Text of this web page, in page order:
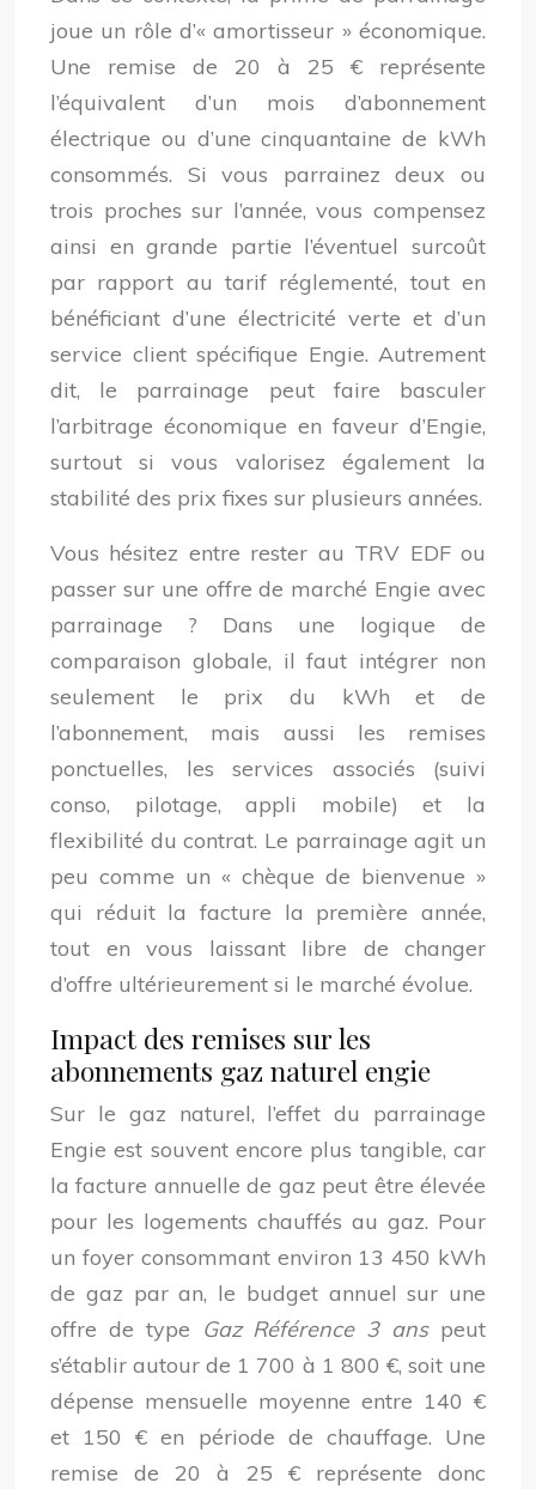
joue un rôle d’« amortisseur » économique.
Une remise de 20 à 25 € représente
l’équivalent d’un mois d’abonnement
électrique ou d’une cinquantaine de kWh
consommés. Si vous parrainez deux ou
trois proches sur l’année, vous compensez
ainsi en grande partie l’éventuel surcoût
par rapport au tarif réglementé, tout en
bénéficiant d’une électricité verte et d’un
service client spécifique Engie. Autrement
dit, le parrainage peut faire basculer
l’arbitrage économique en faveur d’Engie,
surtout si vous valorisez également la
stabilité des prix fixes sur plusieurs années.
Vous hésitez entre rester au TRV EDF ou
passer sur une offre de marché Engie avec
parrainage ? Dans une logique de
comparaison globale, il faut intégrer non
seulement le prix du kWh et de
l’abonnement, mais aussi les remises
ponctuelles, les services associés (suivi
conso, pilotage, appli mobile) et la
flexibilité du contrat. Le parrainage agit un
peu comme un « chèque de bienvenue »
qui réduit la facture la première année,
tout en vous laissant libre de changer
d’offre ultérieurement si le marché évolue.
Impact des remises sur les
abonnements gaz naturel engie
Sur le gaz naturel, l’effet du parrainage
Engie est souvent encore plus tangible, car
la facture annuelle de gaz peut être élevée
pour les logements chauffés au gaz. Pour
un foyer consommant environ 13 450 kWh
de gaz par an, le budget annuel sur une
offre de type Gaz Référence 3 anspeut
s’établir autour de 1 700 à 1 800 €, soit une
dépense mensuelle moyenne entre 140 €
et 150 € en période de chauffage. Une
remise de 20 à 25 € représente donc